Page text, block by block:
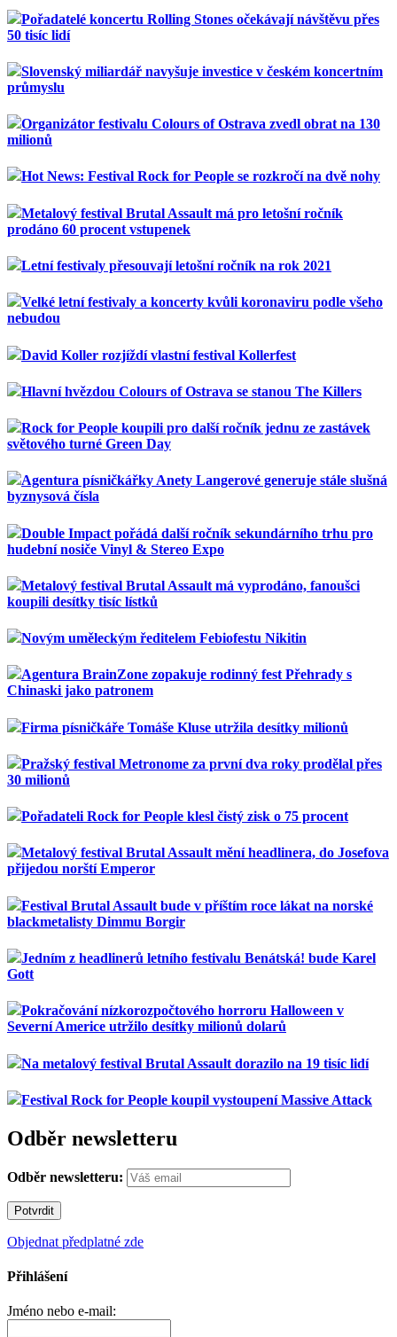
Pořadatelé koncertu Rolling Stones očekávají návštěvu přes
50 tisíc lidí
Slovenský miliardář navyšuje investice v českém koncertním
průmyslu
Organizátor festivalu Colours of Ostrava zvedl obrat na 130
milionů
Hot News: Festival Rock for People se rozkročí na dvě nohy
Metalový festival Brutal Assault má pro letošní ročník
prodáno 60 procent vstupenek
Letní festivaly přesouvají letošní ročník na rok 2021
Velké letní festivaly a koncerty kvůli koronaviru podle všeho
nebudou
David Koller rozjíždí vlastní festival Kollerfest
Hlavní hvězdou Colours of Ostrava se stanou The Killers
Rock for People koupili pro další ročník jednu ze zastávek
světového turné Green Day
Agentura písničkářky Anety Langerové generuje stále slušná
byznysová čísla
Double Impact pořádá další ročník sekundárního trhu pro
hudební nosiče Vinyl & Stereo Expo
Metalový festival Brutal Assault má vyprodáno, fanoušci
koupili desítky tisíc lístků
Novým uměleckým ředitelem Febiofestu Nikitin
Agentura BrainZone zopakuje rodinný fest Přehrady s
Chinaski jako patronem
Firma písničkáře Tomáše Kluse utržila desítky milionů
Pražský festival Metronome za první dva roky prodělal přes
30 milionů
Pořadateli Rock for People klesl čistý zisk o 75 procent
Metalový festival Brutal Assault mění headlinera, do Josefova
přijedou norští Emperor
Festival Brutal Assault bude v příštím roce lákat na norské
blackmetalisty Dimmu Borgir
Jedním z headlinerů letního festivalu Benátská! bude Karel
Gott
Pokračování nízkorozpočtového horroru Halloween v
Severní Americe utržilo desítky milionů dolarů
Na metalový festival Brutal Assault dorazilo na 19 tisíc lidí
Festival Rock for People koupil vystoupení Massive Attack
Odběr newsletteru
Odběr newsletteru:
Objednat předplatné zde
Přihlášení
Jméno nebo e-mail: